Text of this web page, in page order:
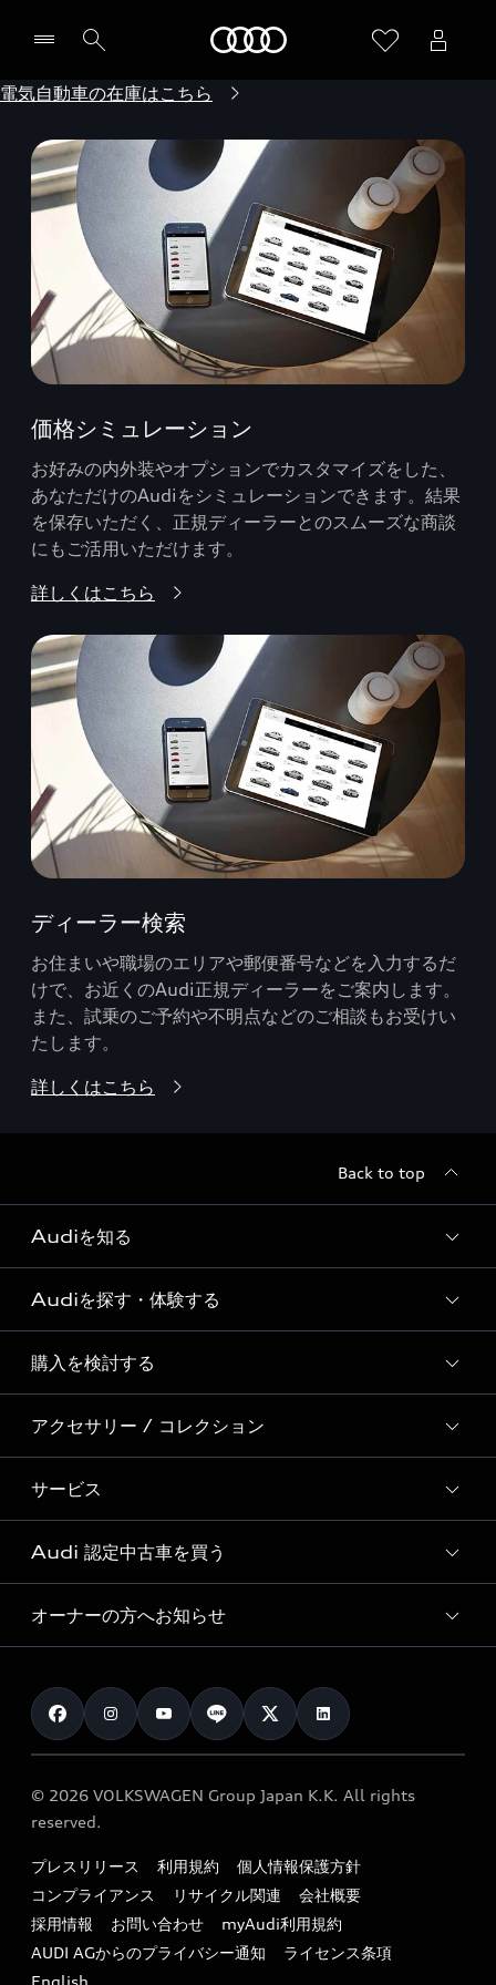
電気自動車の在庫はこちら
価格シミュレーション
お好みの内外装やオプションでカスタマイズをした、
あなただけのAudiをシミュレーションできます。結果
を保存いただく、正規ディーラーとのスムーズな商談
にもご活用いただけます。
詳しくはこちら
ディーラー検索
お住まいや職場のエリアや郵便番号などを入力するだ
けで、お近くのAudi正規ディーラーをご案内します。
また、試乗のご予約や不明点などのご相談もお受けい
たします。
詳しくはこちら
Back to top
Audiを知る
Audi ブランド
Story of Progress
Audi Sport
Formula 1®
デジタルサービス
Audiを探す・体験する
ディーラー検索
新車在庫検索
試乗車・展示車検索
見積り依頼
試乗予約
購入を検討する
モデル一覧
特別仕様モデル / 限定モデル
e-tronラインアップ
価格シミュレーション
車両比較
カタログ一覧
アクセサリー / コレクション
純正アクセサリー
オンラインショップ
Audi collection
アウディナビアプリ
サービス
サービス入庫予約
サービスプログラム
メンテナンス
車検 / 定期点検
e-tronアフターサポート
myAudi
Audi 認定中古車を買う
Audi認定中古車
クオリティ
保証
メンテナンス
ファイナンス
キャンペーン / イベント
買取査定
オーナーの方へお知らせ
お知らせ
オーナー様向けキャンペーン
特定整備適用車一覧
リサイクル法
よくある質問（FAQ）
© 2026 VOLKSWAGEN Group Japan K.K. All rights
reserved.
プレスリリース 利用規約
個人情報保護方針
コンプライアンス
リサイクル関連
会社概要
採用情報
お問い合わせ
myAudi利用規約
AUDI AGからのプライバシー通知
ライセンス条項
English